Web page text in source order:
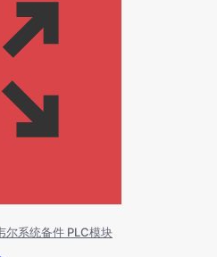
尔系统备件 PLC模块